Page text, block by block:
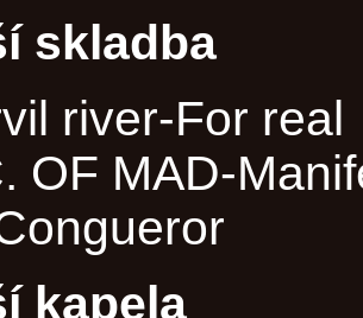
skladba
river-For real
OF MAD-
kapela